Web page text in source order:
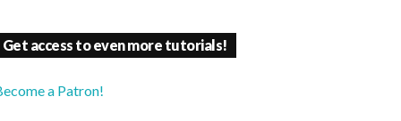
Get access to even more tutorials!
a Patron!